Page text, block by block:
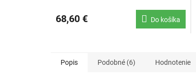
68,60 € Do košíka
Popis Podobné (6) Hodnotenie